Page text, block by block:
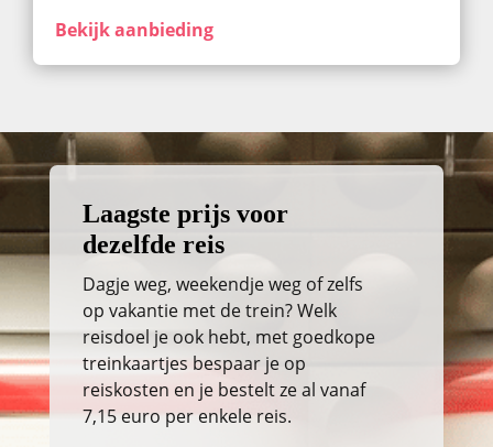
Bekijk aanbieding
Laagste prijs voor
dezelfde reis
Dagje weg, weekendje weg of zelfs
op vakantie met de trein? Welk
reisdoel je ook hebt, met goedkope
treinkaartjes bespaar je op
reiskosten en je bestelt ze al vanaf
7,15 euro per enkele reis.